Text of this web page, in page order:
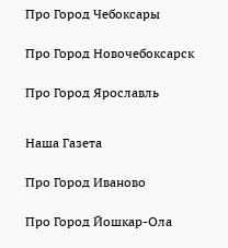
Про Город Чебоксары
Про Город Новочебоксарск
Про Город Ярославль
Наша Газета
Про Город Иваново
Про Город Йошкар-Ола